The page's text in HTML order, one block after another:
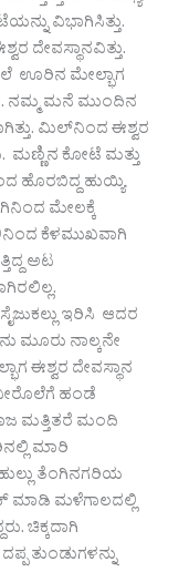
ವಿಭಾಗಿಸಿತ್ತು.
ದೇವಸ್ಥಾನವಿತ್ತು.
ಊರಿನ ಮೇಲ್ಭಾಗ
ನಮ್ಮ ಮನೆ ಮುಂದಿನ
ಮಿಲ್‌ನಿಂದ ಈಶ್ವರ
ಮಣ್ಣಿನ ಕೋಟೆ ಮತ್ತು
ಹೊರಬಿದ್ದ ಹುಯ್ಯಿ
ಮೇಲಕ್ಕೆ
ಕೆಳಮುಖವಾಗಿ
ಅಟ
ಇರಿಸಿ ಆದರ
ಮೂರು ನಾಲ್ಕನೇ
ಈಶ್ವರ ದೇವಸ್ಥಾನ
ಹಂಡೆ
ಮತ್ತಿತರೆ ಮಂದಿ
ಮಾರಿ
ತೆಂಗಿನಗರಿಯ
ಮಾಡಿ ಮಳೆಗಾಲದಲ್ಲಿ
ಚಿಕ್ಕದಾಗಿ
ತುಂಡುಗಳನ್ನು